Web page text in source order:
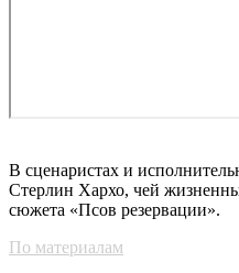
В сценаристах и
Стерлин Хархо, чей
сюжета «Псов резервации».
По материалам